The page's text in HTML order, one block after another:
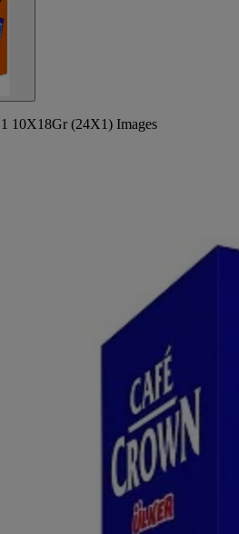
10X18Gr (24X1) Images